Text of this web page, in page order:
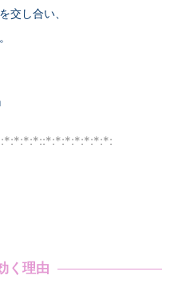
交し合い、
く理由